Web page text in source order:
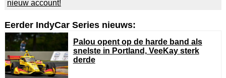
nieuw account!
Eerder IndyCar Series nieuws:
Palou opent op de harde band als
snelste in Portland, VeeKay sterk
derde